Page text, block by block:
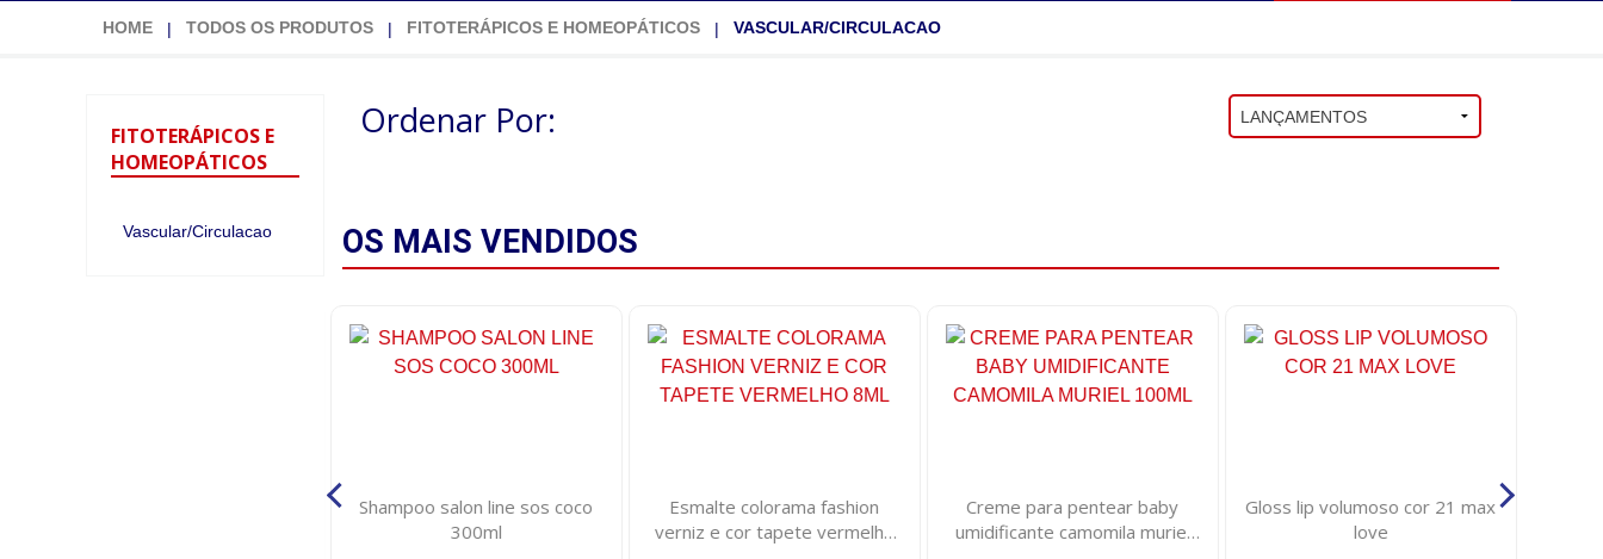
HOME TODOS OS PRODUTOS FITOTERÁPICOS E HOMEOPÁTICOS VASCULAR/CIRCULACAO
FITOTERÁPICOS E
HOMEOPÁTICOS
Vascular/Circulacao
Ordenar Por:
OS MAIS VENDIDOS
Shampoo salon line sos coco
300ml
Esmalte colorama fashion
verniz e cor tapete vermelho
Creme para pentear baby
umidificante camomila muriel
Gloss lip volumoso cor 21 max
love